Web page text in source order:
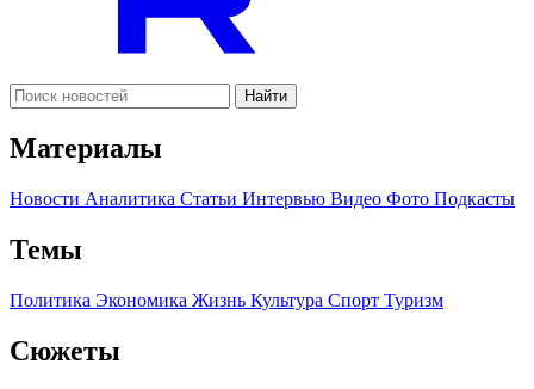
Найти
Материалы
Новости Аналитика Статьи Интервью Видео Фото Подкасты
Темы
Политика Экономика Жизнь Культура Спорт Туризм
Сюжеты